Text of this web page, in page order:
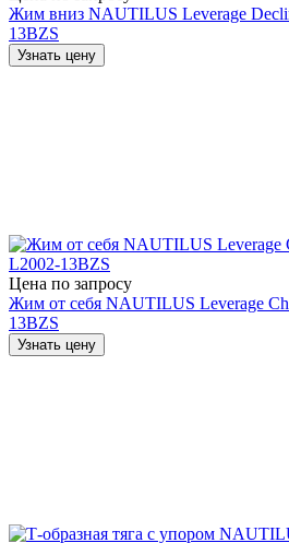
Жим вниз NAUTILUS Leverage
13BZS
Узнать цену
Цена по запросу
Жим от себя NAUTILUS Leverage
13BZS
Узнать цену